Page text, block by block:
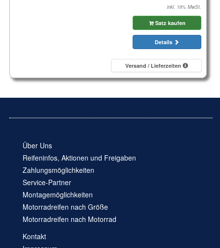
inkl. 19% MwSt.
Satz kaufen
Details
Versand / Lieferzeiten
Über Uns
Reifeninfos, Aktionen und Freigaben
Zahlungsmöglichkeiten
Service-Partner
Montagemöglichkeiten
Motorradreifen nach Größe
Motorradreifen nach Motorrad
Kontakt